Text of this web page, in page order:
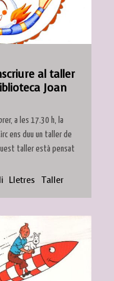
al taller
Joan
a les 17.30 h, la
ens duu un taller de
taller està pensat
Lletres Taller